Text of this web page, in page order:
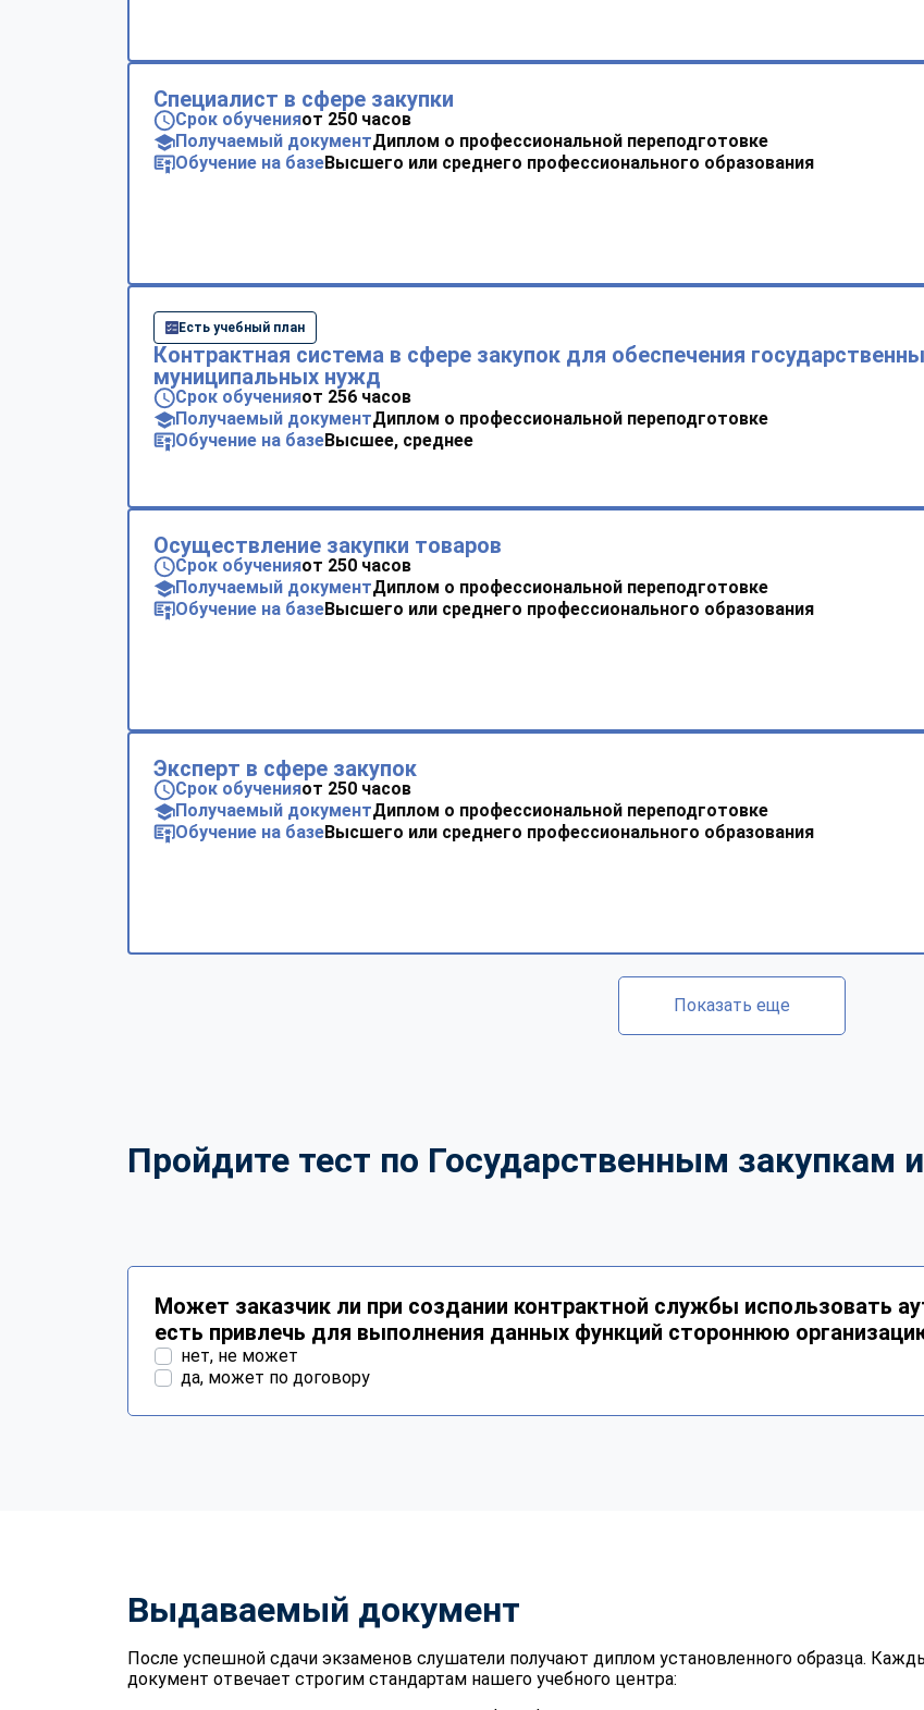
Специалист в сфере закупки
Срок обученияот 250 часов
Получаемый документДиплом о профессиональной переподготовке
Обучение на базеВысшего или среднего профессионального образования
Есть учебный план
Контрактная система в сфере закупок для обеспечения
муниципальных нужд
Срок обученияот 256 часов
Получаемый документДиплом о профессиональной переподготовке
Обучение на базеВысшее, среднее
Осуществление закупки товаров
Срок обученияот 250 часов
Получаемый документДиплом о профессиональной переподготовке
Обучение на базеВысшего или среднего профессионального образования
Эксперт в сфере закупок
Срок обученияот 250 часов
Получаемый документДиплом о профессиональной переподготовке
Обучение на базеВысшего или среднего профессионального образования
Показать еще
Пройдите тест по Государственным закупкам
Может заказчик ли при создании контрактной службы использовать
есть привлечь для выполнения данных функций стороннюю
нет, не может
да, может по договору
Выдаваемый документ
После успешной сдачи экзаменов слушатели получают диплом установленного образца.
документ отвечает строгим стандартам нашего учебного центра: